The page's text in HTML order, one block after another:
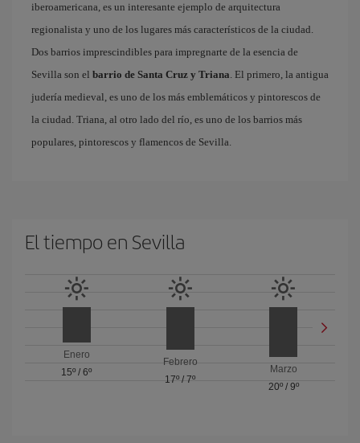
iberoamericana, es un interesante ejemplo de arquitectura
regionalista y uno de los lugares más característicos de la ciudad.
Dos barrios imprescindibles para impregnarte de la esencia de
Sevilla son el barrio de Santa Cruz y Triana. El primero, la antigua
judería medieval, es uno de los más emblemáticos y pintorescos de
la ciudad. Triana, al otro lado del río, es uno de los barrios más
populares, pintorescos y flamencos de Sevilla.
El tiempo en Sevilla
Enero
15º /6º
Febrero
17º / 7º
Marzo
20º/ 9º